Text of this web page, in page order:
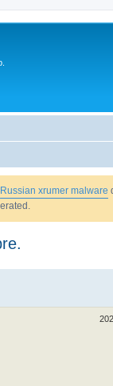
Russian xrumer malware